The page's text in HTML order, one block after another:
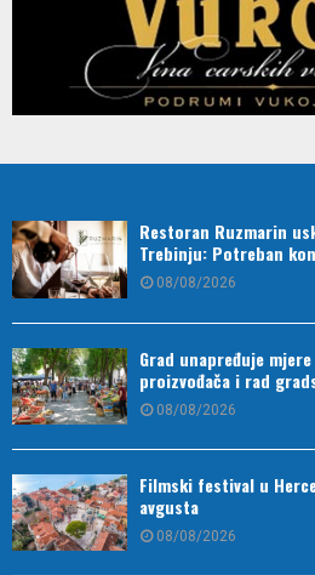
Restoran Ruzmarin
Trebinju: Potreban
08/08/2026
Grad unapređuje
proizvođača i rad
08/08/2026
Filmski festival u
avgusta
08/08/2026